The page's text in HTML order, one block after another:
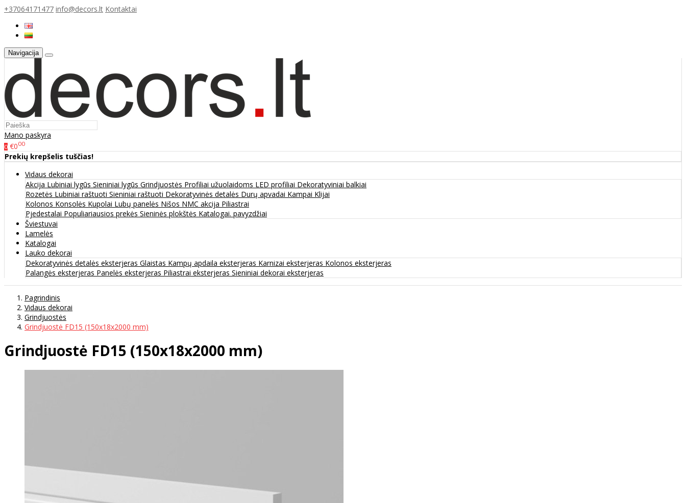
+37064171477 info@decors.lt Kontaktai
Navigacija
Mano paskyra
0 €000
Prekių krepšelis tuščias!
Vidaus dekorai
Akcija Lubiniai lygūs Sieniniai lygūs Grindjuostės Profiliai užuolaidoms LED profiliai Dekoratyviniai balkiai
Rozetės Lubiniai raštuoti Sieniniai raštuoti Dekoratyvinės detalės Durų apvadai Kampai Klijai
Kolonos Konsolės Kupolai Lubų panelės Nišos NMC akcija Piliastrai
Pjedestalai Populiariausios prekės Sieninės plokštės Katalogai. pavyzdžiai
Šviestuvai
Lamelės
Katalogai
Lauko dekorai
Dekoratyvinės detalės eksterjeras Glaistas Kampų apdaila eksterjeras Karnizai eksterjeras Kolonos eksterjeras
Palangės eksterjeras Panelės eksterjeras Piliastrai eksterjeras Sieniniai dekorai eksterjeras
Pagrindinis
Vidaus dekorai
Grindjuostės
Grindjuostė FD15 (150x18x2000 mm)
Grindjuostė FD15 (150x18x2000 mm)